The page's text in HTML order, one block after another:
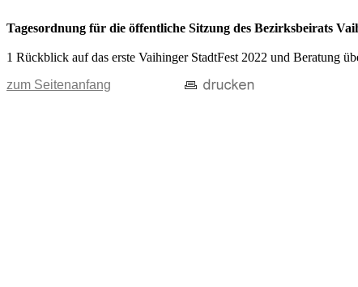
Tagesordnung für die öffentliche Sitzung des Bezirksbeirats
1 Rückblick auf das erste Vaihinger StadtFest 2022 und Beratung
zum Seitenanfang